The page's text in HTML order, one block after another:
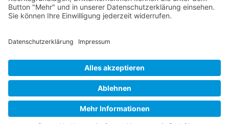
KONTAKT
IMPRESSUM
DATENSCHUTZHINWEISE